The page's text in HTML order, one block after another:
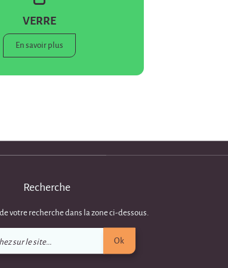
VERRE
En savoir plus
Recherche
votre recherche dans la zone ci-dessous.
Ok